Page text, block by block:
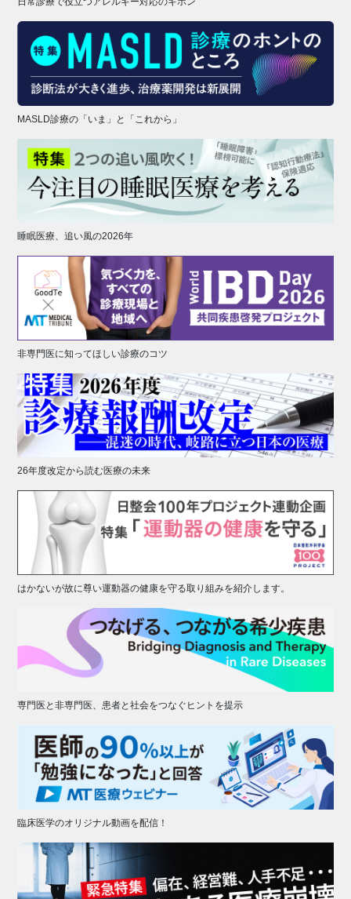
MASLD診療の「いま」と「これから」
睡眠医療、追い風の2026年
非専門医に知ってほしい診療のコツ
26年度改定から読む医療の未来
はかないが故に尊い運動器の健康を守る取り組みを紹介します。
専門医と非専門医、患者と社会をつなぐヒントを提示
臨床医学のオリジナル動画を配信！